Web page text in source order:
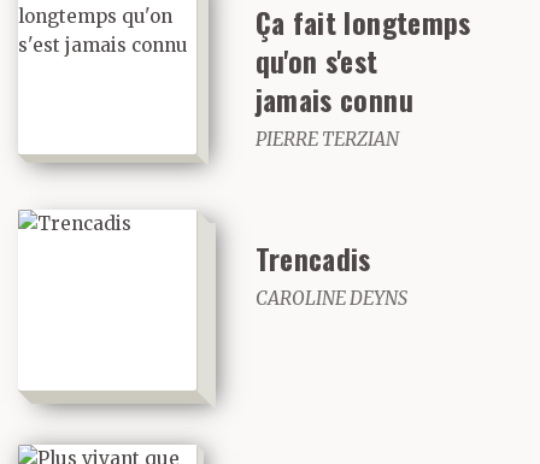
Ça fait longtemps
qu'on s'est
jamais connu
PIERRE TERZIAN
Trencadis
CAROLINE DEYNS